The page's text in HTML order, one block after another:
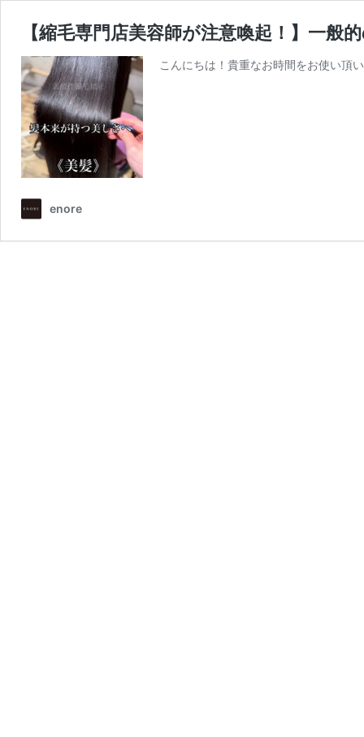
【縮毛専門店美容師が注意喚起！】一般
こんにちは！貴重なお時間をお使い頂
enore